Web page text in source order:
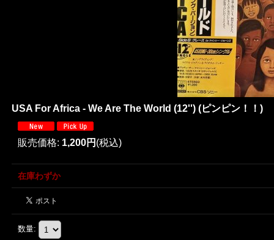
USA For Africa - We Are The World (12'') (ピンピン！！)
販売価格: 1,200円 (税込)
在庫わずか
数量: